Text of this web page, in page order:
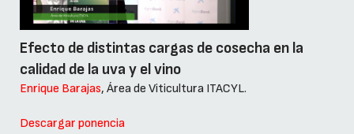
Efecto de distintas cargas de cosecha en la
calidad de la uva y el vino
Enrique Barajas, Área de Viticultura ITACYL.
Descargar ponencia